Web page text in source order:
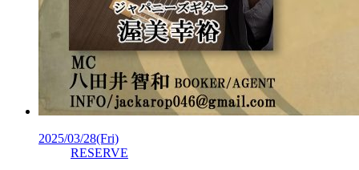
2025/03/28(Fri)
RESERVE